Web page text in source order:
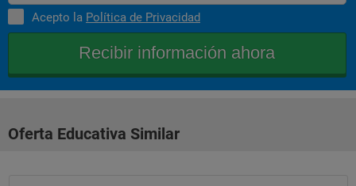
Acepto la Política de Privacidad
Oferta Educativa Similar